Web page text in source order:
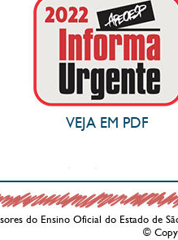
VEJA EM PDF
do Ensino Oficial do Estado de
©